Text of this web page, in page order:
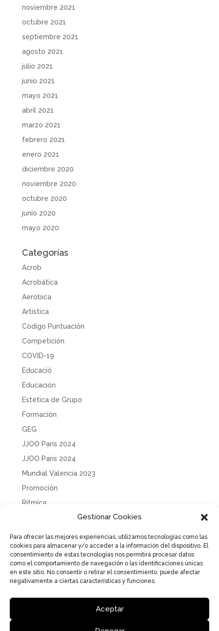
Gestionar Cookies
Para ofrecer las mejores experiencias, utilizamos tecnologías como las
cookies para almacenar y/o acceder a la información del dispositivo. El
consentimiento de estas tecnologías nos permitirá procesar datos
como el comportamiento de navegación o las identificaciones únicas
en este sitio. No consentir o retirar el consentimiento, puede afectar
negativamente a ciertas características y funciones.
Aceptar
noviembre 2021
octubre 2021
septiembre 2021
agosto 2021
julio 2021
junio 2021
mayo 2021
abril 2021
marzo 2021
febrero 2021
enero 2021
diciembre 2020
noviembre 2020
octubre 2020
junio 2020
mayo 2020
Categorías
Acrob
Acrobática
Aeróbica
Artística
Código Puntuación
Competición
COVID-19
Educació
Educación
Estética de Grupo
Formación
GEG
JJOO París 2024
JJOO París 2024
Mundial Valencia 2023
Promoción
Rítmica
Tecnificación
Uncategorized
Política de Privacidad